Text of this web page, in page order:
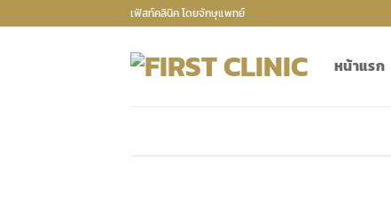
to
เฟิสท์คลินิค โดยจักษุแพทย์
หน้าแรก